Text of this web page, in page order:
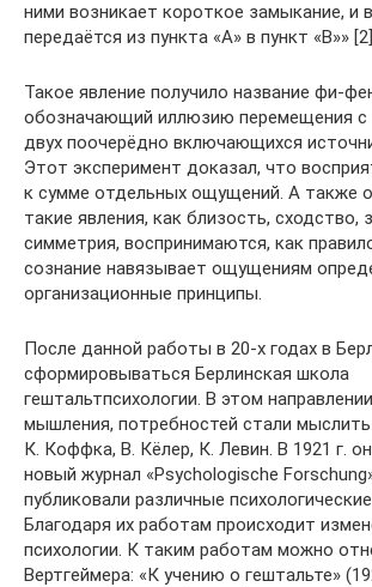
ними возникает короткое замыкание, и
передаётся из пункта «А» в пункт «В»»
Такое явление получило название фи-
обозначающий иллюзию перемещения с
двух поочерёдно включающихся
Этот эксперимент доказал, что
к сумме отдельных ощущений. А также
такие явления, как близость, сходство,
симметрия, воспринимаются, как
сознание навязывает ощущениям
организационные принципы.
После данной работы в 20-х годах в
сформировываться Берлинская школа
гештальтпсихологии. В этом
мышления, потребностей стали
К. Коффка, В. Кёлер, К. Левин. В 1921 г.
новый журнал «Psychologische
публиковали различные
Благодаря их работам происходит
психологии. К таким работам можно
Вертгеймера: «К учению о гештальте»